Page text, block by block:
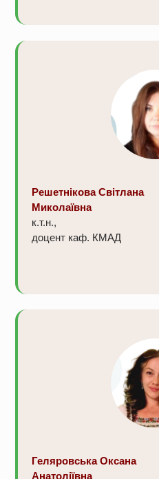
Решетнікова Світлана
Миколаївна
к.т.н.,
доцент каф. КМАД
Геляровська Оксана
Анатоліївна